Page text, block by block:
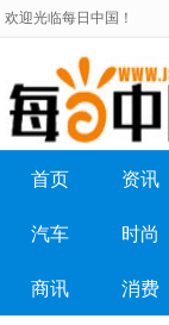
欢迎光临每日中国！
首页 资讯
汽车 时尚
商讯 消费